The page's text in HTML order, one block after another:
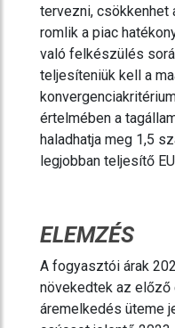
tervezni, csökkenhet
romlik a piac
való felkészülés
teljesíteniük kell a
értelmében a
haladhatja meg 1,5
legjobban teljesítő
ELEMZÉS
A fogyasztói árak
növekedtek az
áremelkedés üteme